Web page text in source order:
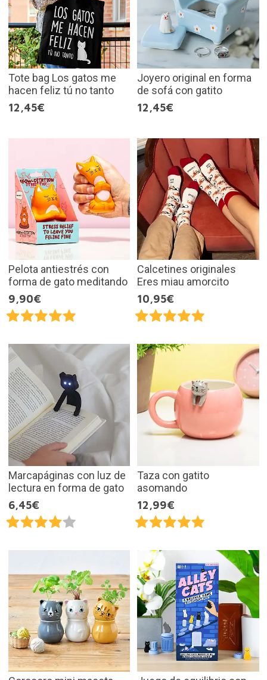
Tote bag Los gatos me
hacen feliz tú no tanto
12,45€
Joyero original en forma
de sofá con gatito
12,45€
Pelota antiestrés con
forma de gato meditando
9,90€
Calcetines originales
Eres miau amorcito
10,95€
Marcapáginas con luz de
lectura en forma de gato
6,45€
Taza con gatito
asomando
12,99€